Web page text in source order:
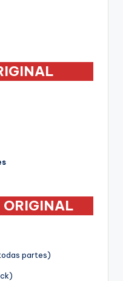
ORIGINAL
todas partes)